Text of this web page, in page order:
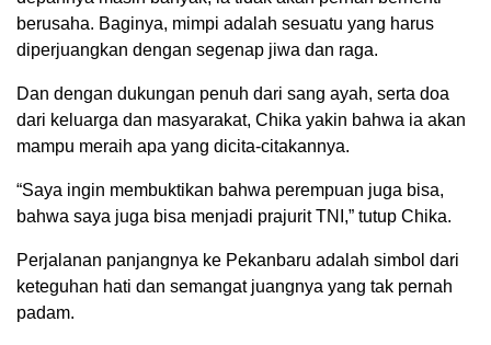
berusaha. Baginya, mimpi adalah sesuatu yang harus
diperjuangkan dengan segenap jiwa dan raga.
Dan dengan dukungan penuh dari sang ayah, serta doa
dari keluarga dan masyarakat, Chika yakin bahwa ia akan
mampu meraih apa yang dicita-citakannya.
“Saya ingin membuktikan bahwa perempuan juga bisa,
bahwa saya juga bisa menjadi prajurit TNI,” tutup Chika.
Perjalanan panjangnya ke Pekanbaru adalah simbol dari
keteguhan hati dan semangat juangnya yang tak pernah
padam.